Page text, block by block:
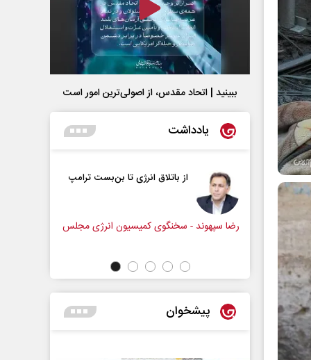
ببینید | اتحاد مقدس، از اصولی‌ترین امور است
یادداشت
برابر
از باتلاق انرژی تا بن‌بست ترامپ
رضا سپهوند - سخنگوی کمیسیون انرژی مجلس
پیشخوان